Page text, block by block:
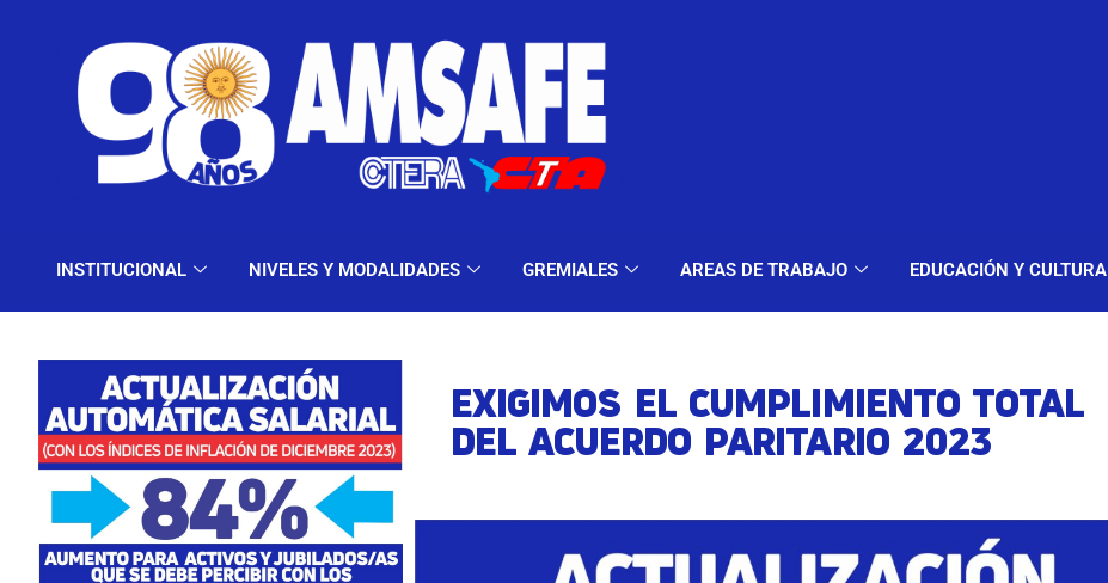
INSTITUCIONAL NIVELES Y MODALIDADES GREMIALES AREAS DE TRABAJO EDUCACIÓN Y CULTURA
INSTITUCIONAL NIVELES Y MODALIDADES GREMIALES AREAS DE TRABAJO
EXIGIMOS EL CUMPLIMIENTO TOTAL
DEL ACUERDO PARITARIO 2023